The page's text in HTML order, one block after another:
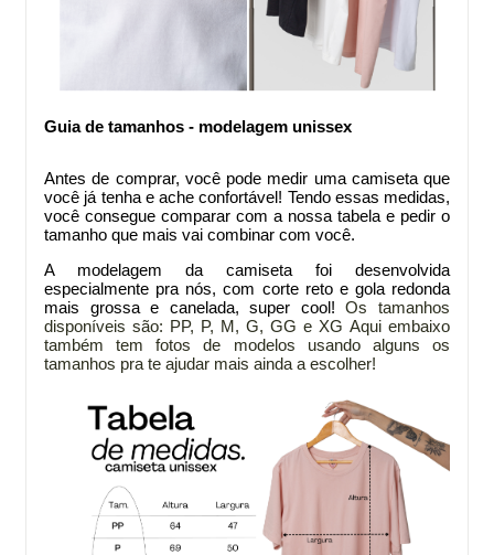
Guia de tamanhos - modelagem unissex
Antes de comprar, você pode medir uma camiseta que
você já tenha e ache confortável! Tendo essas medidas,
você consegue comparar com a nossa tabela e pedir o
tamanho que mais vai combinar com você.
A modelagem da camiseta foi desenvolvida
especialmente pra nós, com corte reto e gola redonda
mais grossa e canelada, super cool!Os tamanhos
disponíveis são: PP, P, M, G, GG e XG Aqui embaixo
também tem fotos de modelos usando alguns os
tamanhos pra te ajudar mais ainda a escolher!